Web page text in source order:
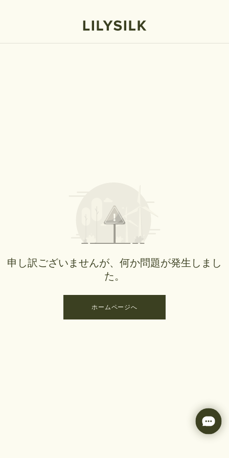
申し訳ございませんが、何か問題が発生しまし
た。
ホームページへ